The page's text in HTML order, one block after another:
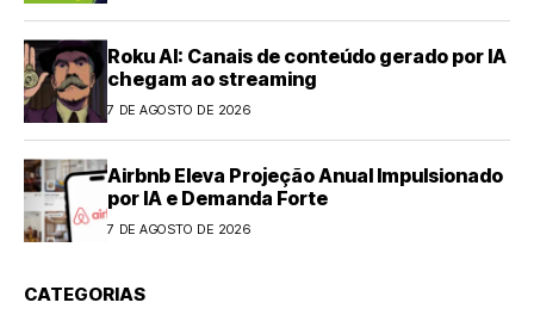
Roku AI: Canais de conteúdo gerado por IA
chegam ao streaming
7 DE AGOSTO DE 2026
Airbnb Eleva Projeção Anual Impulsionado
por IA e Demanda Forte
7 DE AGOSTO DE 2026
CATEGORIAS